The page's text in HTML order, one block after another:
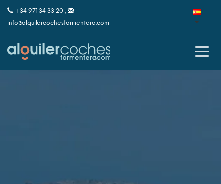
+34 971 34 33 20 ,
info@alquilercochesformentera.com